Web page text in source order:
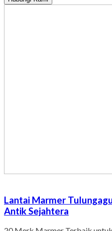
Lantai Marmer
Antik Sejahtera